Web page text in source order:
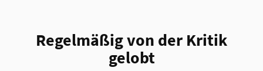
Regelmäßig von der Kritik
gelobt